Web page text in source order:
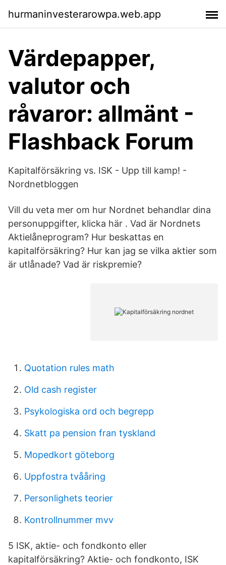
hurmaninvesterarowpa.web.app
Värdepapper,
valutor och
råvaror: allmänt -
Flashback Forum
Kapitalförsäkring vs. ISK - Upp till kamp! -
Nordnetbloggen
Vill du veta mer om hur Nordnet behandlar dina
personuppgifter, klicka här . Vad är Nordnets
Aktielåneprogram? Hur beskattas en
kapitalförsäkring? Hur kan jag se vilka aktier som
är utlånade? Vad är riskpremie?
Quotation rules math
Old cash register
Psykologiska ord och begrepp
Skatt pa pension fran tyskland
Mopedkort göteborg
Uppfostra tvååring
Personlighets teorier
Kontrollnummer mvv
5 ISK, aktie- och fondkonto eller
kapitalförsäkring? Aktie- och fondkonto, ISK